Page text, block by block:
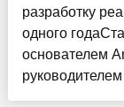
разработку
одного
основателем